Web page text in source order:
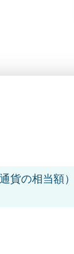
貨の相当額